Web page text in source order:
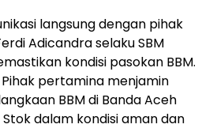
langsung dengan pihak
Adicandra selaku SBM
kondisi pasokan BBM.
pertamina menjamin
BBM di Banda Aceh
dalam kondisi aman dan